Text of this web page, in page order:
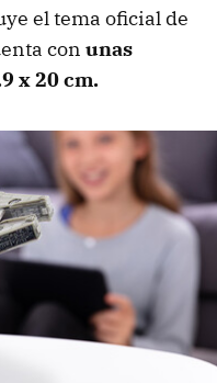
el tema oficial de
con unas
x 20 cm.